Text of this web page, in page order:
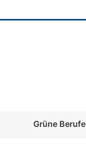
Grüne Berufe